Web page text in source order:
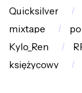
Quicksilver
mixtape
Kylo_Ren
księżycowy